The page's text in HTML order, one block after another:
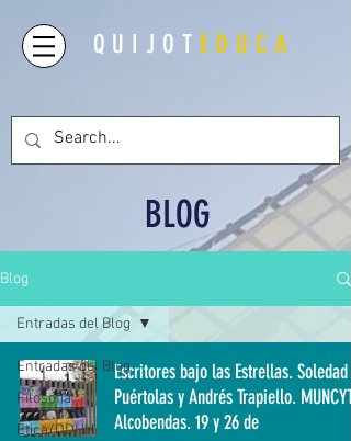
QUIJOT EDUCA
BLOG
Blog
Entradas del Blog
Filosofía
Ética/DDHH
Entradas del Blog
Escritores bajo las Estrellas. Soledad
Puértolas y Andrés Trapiello. MUNCYT.
Alcobendas. 19 y 26 de